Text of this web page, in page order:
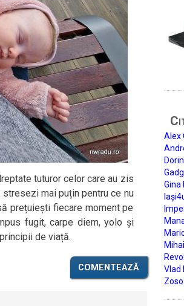
tuturor celor care au zis
mai puțin pentru ce nu
prețuiești fiecare moment pe
fugit, carpe diem, yolo și
de viață.
COMENTEAZĂ
Alex
Gina
Vlad
Zoso